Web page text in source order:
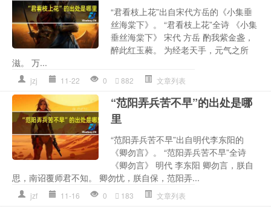
“君看枝上花”出自宋代方岳的《小集垂
丝海棠下》。 “君看枝上花”全诗 《小集
垂丝海棠下》 宋代 方岳 酌我紫金盏，
醉此红玉蕤。 为经老天手，元气之所
滋。 万...
jzj 11-22 0 882 文章列表
“范阳弄兵苦不早”的出处是哪
里
“范阳弄兵苦不早”出自明代李东阳的
《卿勿言》。 “范阳弄兵苦不早”全诗
《卿勿言》 明代 李东阳 卿勿言，朕自
思，南诏覆师君不知。 卿勿忧，朕自保，范阳弄...
jzf 11-16 0 183 文章列表